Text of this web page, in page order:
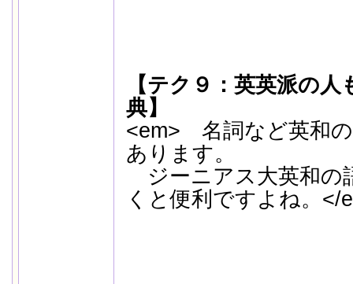
【テク９：英英派の
典】
<em> 名詞など英和
あります。
ジーニアス大英和の
くと便利ですよね。</